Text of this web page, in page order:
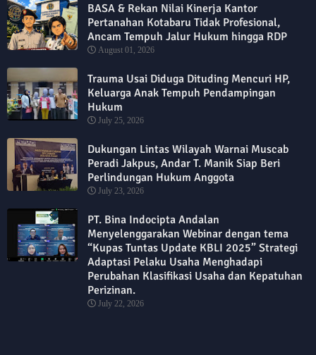
BASA & Rekan Nilai Kinerja Kantor
Pertanahan Kotabaru Tidak Profesional,
Ancam Tempuh Jalur Hukum hingga RDP
August 01, 2026
Trauma Usai Diduga Dituding Mencuri HP,
Keluarga Anak Tempuh Pendampingan
Hukum
July 25, 2026
Dukungan Lintas Wilayah Warnai Muscab
Peradi Jakpus, Andar T. Manik Siap Beri
Perlindungan Hukum Anggota
July 23, 2026
PT. Bina Indocipta Andalan
Menyelenggarakan Webinar dengan tema
“Kupas Tuntas Update KBLI 2025” Strategi
Adaptasi Pelaku Usaha Menghadapi
Perubahan Klasifikasi Usaha dan Kepatuhan
Perizinan.
July 22, 2026